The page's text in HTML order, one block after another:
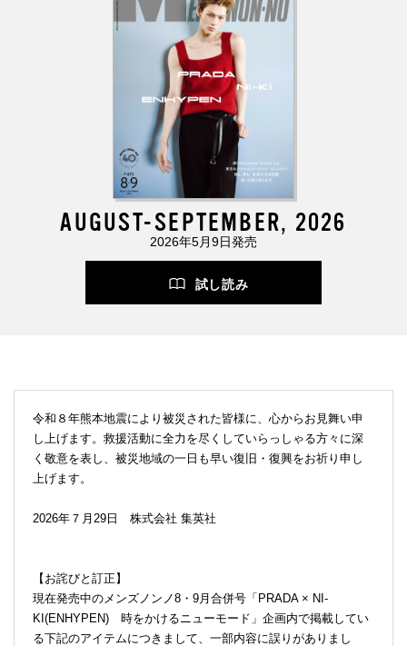
AUGUST-SEPTEMBER, 2026
2026年5月9日発売
試し読み
令和８年熊本地震により被災された皆様に、心からお見舞い申
し上げます。救援活動に全力を尽くしていらっしゃる方々に深
く敬意を表し、被災地域の一日も早い復旧・復興をお祈り申し
上げます。
2026年７月29日 株式会社 集英社
【お詫びと訂正】
現在発売中のメンズノンノ8・9月合併号「PRADA × NI-
KI(ENHYPEN) 時をかけるニューモード」企画内で掲載してい
る下記のアイテムにつきまして、一部内容に誤りがありまし